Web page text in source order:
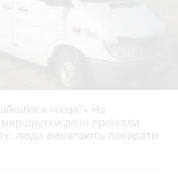
місця?» На
двічі проїхали
люди вимагають покарати